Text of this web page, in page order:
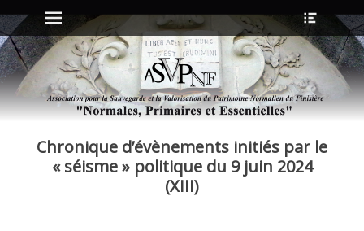
Menu principal
Aller
au
contenu
l’en-
tête
Chronique d’évènements initiés par le
« séisme » politique du 9 juin 2024
(XIII)